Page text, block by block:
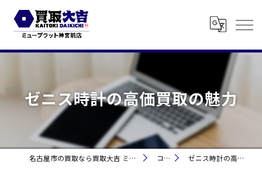
ゼニス時計の高価買取の魅力
名古屋市の買取なら買取大吉 ミュープラット神宮前 コラム ゼニス時計の高価買取の魅力